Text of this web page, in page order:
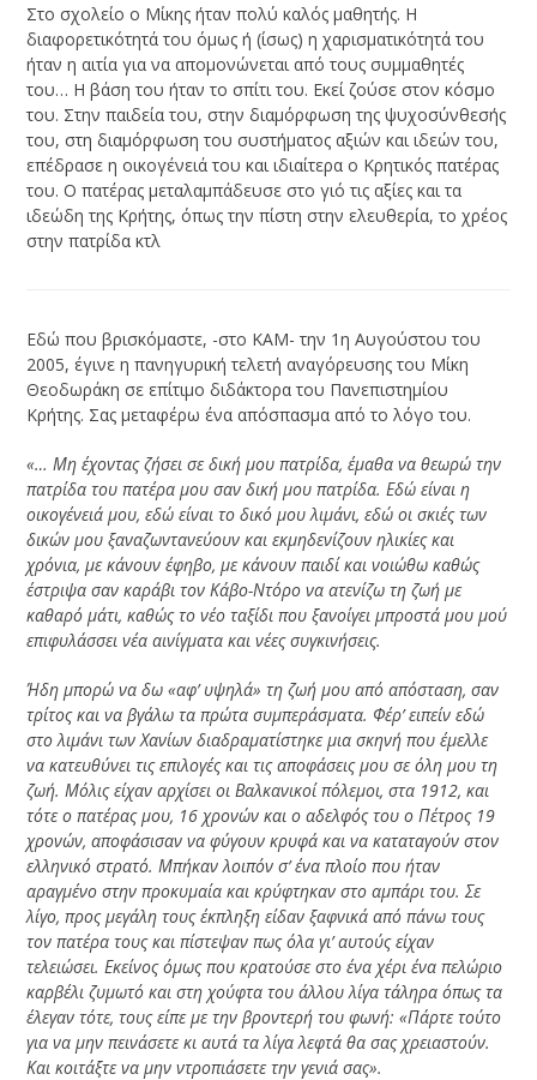
Στο σχολείο ο Μίκης ήταν πολύ καλός μαθητής. Η
διαφορετικότητά του όμως ή (ίσως) η χαρισματικότητά του
ήταν η αιτία για να απομονώνεται από τους συμμαθητές
του… Η βάση του ήταν το σπίτι του. Εκεί ζούσε στον κόσμο
του. Στην παιδεία του, στην διαμόρφωση της ψυχοσύνθεσής
του, στη διαμόρφωση του συστήματος αξιών και ιδεών του,
επέδρασε η οικογένειά του και ιδιαίτερα ο Κρητικός πατέρας
του. Ο πατέρας μεταλαμπάδευσε στο γιό τις αξίες και τα
ιδεώδη της Κρήτης, όπως την πίστη στην ελευθερία, το χρέος
στην πατρίδα κτλ
Εδώ που βρισκόμαστε, -στο ΚΑΜ- την 1η Αυγούστου του
2005, έγινε η πανηγυρική τελετή αναγόρευσης του Μίκη
Θεοδωράκη σε επίτιμο διδάκτορα του Πανεπιστημίου
Κρήτης. Σας μεταφέρω ένα απόσπασμα από το λόγο του.
«… Μη έχοντας ζήσει σε δική μου πατρίδα, έμαθα να θεωρώ την
πατρίδα του πατέρα μου σαν δική μου πατρίδα. Εδώ είναι η
οικογένειά μου, εδώ είναι το δικό μου λιμάνι, εδώ οι σκιές των
δικών μου ξαναζωντανεύουν και εκμηδενίζουν ηλικίες και
χρόνια, με κάνουν έφηβο, με κάνουν παιδί και νοιώθω καθώς
έστριψα σαν καράβι τον Κάβο-Ντόρο να ατενίζω τη ζωή με
καθαρό μάτι, καθώς το νέο ταξίδι που ξανοίγει μπροστά μου μού
επιφυλάσσει νέα αινίγματα και νέες συγκινήσεις.
Ήδη μπορώ να δω «αφ’ υψηλά» τη ζωή μου από απόσταση, σαν
τρίτος και να βγάλω τα πρώτα συμπεράσματα. Φέρ’ ειπείν εδώ
στο λιμάνι των Χανίων διαδραματίστηκε μια σκηνή που έμελλε
να κατευθύνει τις επιλογές και τις αποφάσεις μου σε όλη μου τη
ζωή. Μόλις είχαν αρχίσει οι Βαλκανικοί πόλεμοι, στα 1912, και
τότε ο πατέρας μου, 16 χρονών και ο αδελφός του ο Πέτρος 19
χρονών, αποφάσισαν να φύγουν κρυφά και να καταταγούν στον
ελληνικό στρατό. Μπήκαν λοιπόν σ’ ένα πλοίο που ήταν
αραγμένο στην προκυμαία και κρύφτηκαν στο αμπάρι του. Σε
λίγο, προς μεγάλη τους έκπληξη είδαν ξαφνικά από πάνω τους
τον πατέρα τους και πίστεψαν πως όλα γι’ αυτούς είχαν
τελειώσει. Εκείνος όμως που κρατούσε στο ένα χέρι ένα πελώριο
καρβέλι ζυμωτό και στη χούφτα του άλλου λίγα τάληρα όπως τα
έλεγαν τότε, τους είπε με την βροντερή του φωνή: «Πάρτε τούτο
για να μην πεινάσετε κι αυτά τα λίγα λεφτά θα σας χρειαστούν.
Και κοιτάξτε να μην ντροπιάσετε την γενιά σας».